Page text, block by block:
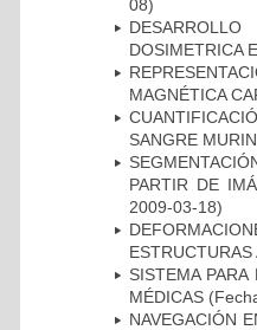
08)
DOSIMETRICA
MAGNÉTICA
SANGRE
PARTIR DE
2009-03-18)
SISTEMA
MÉDICAS
NAVEGACIÓN